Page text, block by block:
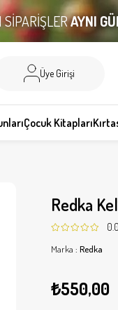
SİPARİŞLERAYNI
Üye Girişi
Çocuk Kitapları
Redka
0.0
Marka : Redka
₺550,00